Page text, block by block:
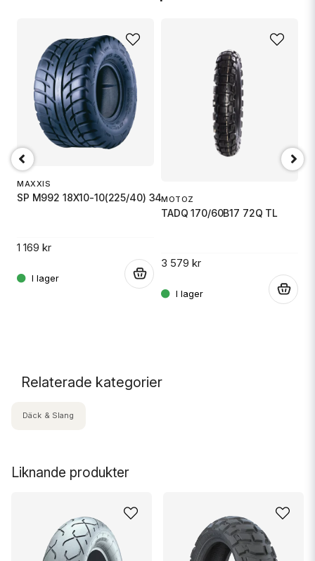
MAXXIS
SP M992 18X10-10(225/40) 34N E
1 169 kr
MOTOZ
TADQ 170/60B17 72Q TL
3 579 kr
Liknande produkter
Relaterade kategorier
Däck & Slang